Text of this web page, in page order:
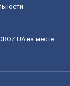
на месте